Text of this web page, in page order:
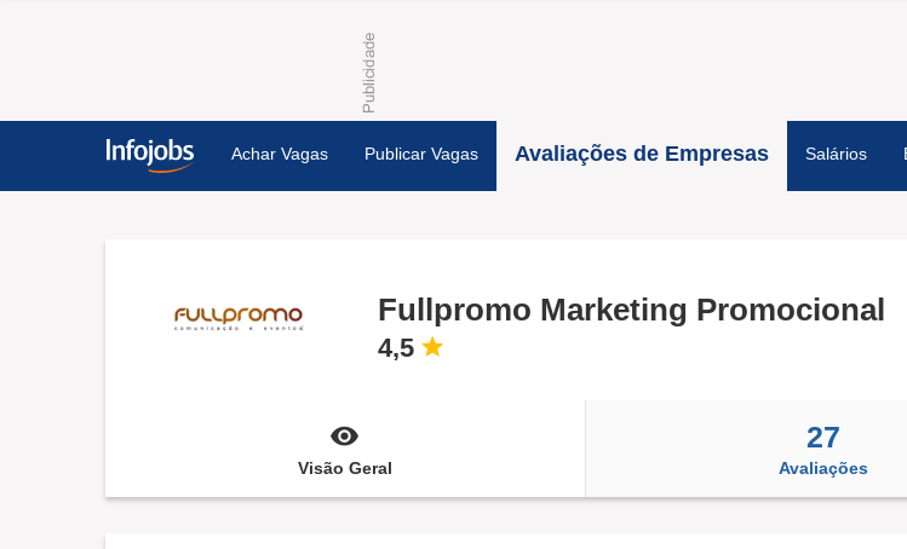
Achar Vagas Publicar Vagas Avaliações de Empresas Salários
Fullpromo Marketing Promocional
4,5
Visão Geral
27
Avaliações